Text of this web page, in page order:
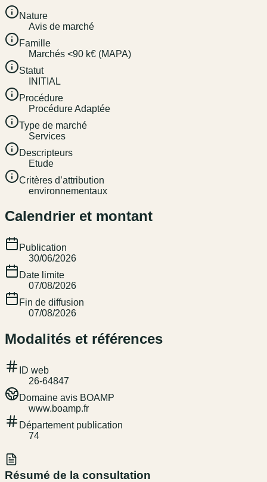
Nature
Avis de marché
Famille
Marchés <90 k€ (MAPA)
Statut
INITIAL
Procédure
Procédure Adaptée
Type de marché
Services
Descripteurs
Etude
Critères d’attribution
environnementaux
Calendrier et montant
Publication
30/06/2026
Date limite
07/08/2026
Fin de diffusion
07/08/2026
Modalités et références
ID web
26-64847
Domaine avis BOAMP
www.boamp.fr
Département publication
74
Résumé de la consultation